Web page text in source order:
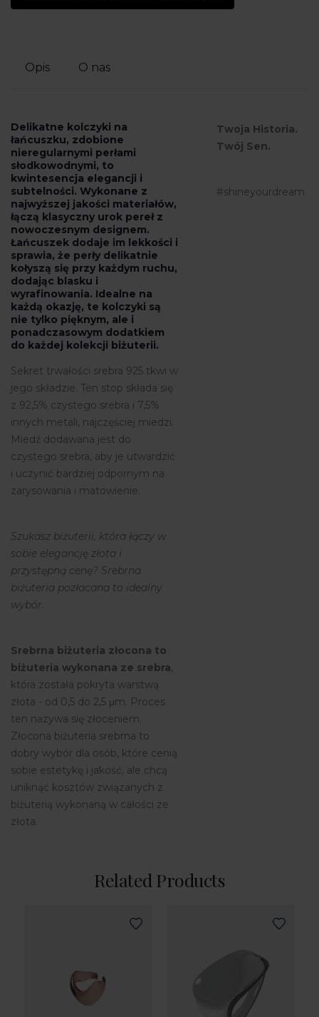
Opis O nas
Delikatne kolczyki na
łańcuszku, zdobione
nieregularnymi perłami
słodkowodnymi, to
kwintesencja elegancji i
subtelności. Wykonane z
najwyższej jakości materiałów,
łączą klasyczny urok pereł z
nowoczesnym designem.
Łańcuszek dodaje im lekkości i
sprawia, że perły delikatnie
kołyszą się przy każdym ruchu,
dodając blasku i
wyrafinowania. Idealne na
każdą okazję, te kolczyki są
nie tylko pięknym, ale i
ponadczasowym dodatkiem
do każdej kolekcji biżuterii.
Sekret trwałości srebra 925 tkwi w
jego składzie. Ten stop składa się
z 92,5% czystego srebra i 7,5%
innych metali, najczęściej miedzi.
Miedź dodawana jest do
czystego srebra, aby je utwardzić
i uczynić bardziej odpornym na
zarysowania i matowienie.
Szukasz biżuterii, która łączy w
sobie elegancję złota i
przystępną cenę? Srebrna
biżuteria pozłacana to idealny
wybór.
Srebrna biżuteria złocona to
biżuteria wykonana ze srebra,
która została pokryta warstwą
złota - od 0,5 do 2,5 μm. Proces
ten nazywa się złoceniem.
Złocona biżuteria srebrna to
dobry wybór dla osób, które cenią
sobie estetykę i jakość, ale chcą
uniknąć kosztów związanych z
biżuterią wykonaną w całości ze
złota.
Twoja Historia.
Twój Sen.
#shineyourdream
Related Products